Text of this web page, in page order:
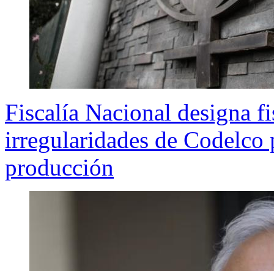
Fiscalía Nacional designa
irregularidades de Codelco
producción